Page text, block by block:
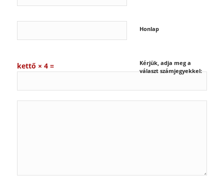
Honlap
Kérjük, adja meg a
választ számjegyekkel:
kettő × 4 =